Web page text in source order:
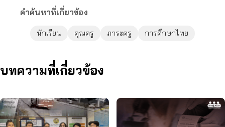
คำค้นหาที่เกี่ยวข้อง
นักเรียน คุณครู ภาระครู การศึกษาไทย
บทความที่เกี่ยวข้อง